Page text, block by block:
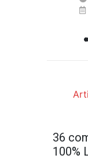
36
100%